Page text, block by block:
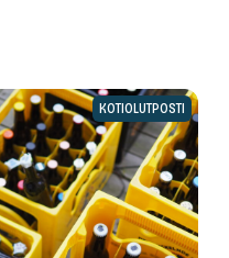
KOTIOLUTPOSTI